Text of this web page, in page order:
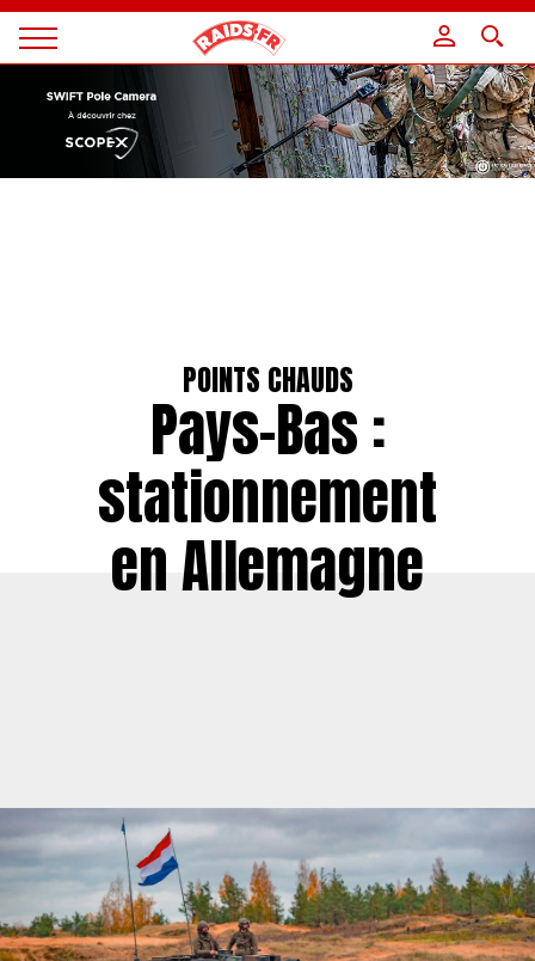
Magazine
POINTS CHAUDS
Pays-Bas :
stationnement
en Allemagne
Panneau de gestion des cookies